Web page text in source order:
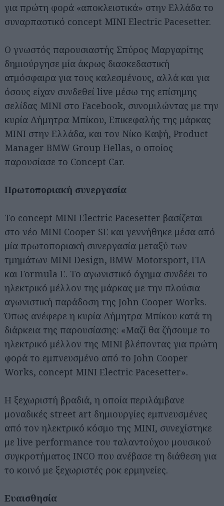
για πρώτη φορά «αποκλειστικά» στην Ελλάδα το
συναρπαστικό concept ΜΙΝΙ Electric Pacesetter.
Ο γνωστός παρουσιαστής Σπύρος Μαργαρίτης
δημιούργησε μία άκρως διασκεδαστική
ατμόσφαιρα για τους καλεσμένους, αλλά και για
όσους είχαν συνδεθεί live μέσω της επίσημης
σελίδας ΜΙΝΙ στο Facebook, συνομιλώντας με την
κυρία Δήμητρα Μπίκου, Επικεφαλής της μάρκας
ΜΙΝΙ στην Ελλάδα, και τον Νίκο Καψή, Product
Manager BMW Group Hellas, ο οποίος
παρουσίασε τo Concept Car.
Πρωτοποριακή συνεργασία
Το concept MINI Electric Pacesetter βασίζεται
στο νέο MINI Cooper SE και γεννήθηκε μέσα από
μία πρωτοποριακή συνεργασία μεταξύ των
τμημάτων MINI Design, BMW Motorsport, FIA
και Formula E. Το αγωνιστικό όχημα συνδέει το
ηλεκτρικό μέλλον της μάρκας με την πλούσια
αγωνιστική παράδοση της John Cooper Works.
Όπως ανέφερε η κυρία Δήμητρα Μπίκου κατά τη
διάρκεια της παρουσίασης: «Μαζί θα ζήσουμε το
ηλεκτρικό μέλλον της MINI βλέποντας για πρώτη
φορά το εμπνευσμένο από το John Cooper
Works, concept MINI Electric Pacesetter».
Η ξεχωριστή βραδιά, η οποία περιλάμβανε
μοναδικές street art δημιουργίες εμπνευσμένες
από τον ηλεκτρικό κόσμο της ΜΙΝΙ, συνεχίστηκε
με live performance του ταλαντούχου μουσικού
συγκροτήματος INCO που ανέβασε τη διάθεση για
το κοινό με ξεχωριστές ροκ ερμηνείες.
Ευαισθησία